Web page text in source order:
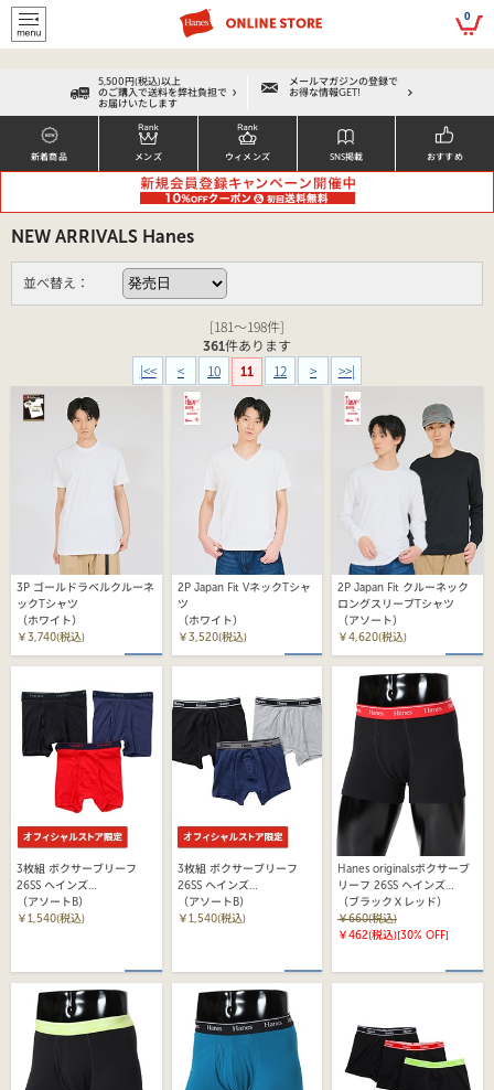
script> 0
5,500円(税込)以上
のご購入で送料を弊社負担で
お届けいたします
メールマガジンの登録で
お得な情報GET!
新着商品 メンズ ウィメンズ SNS掲載 おすすめ
NEW ARRIVALS Hanes
並べ替え：
[181～198件]
361件あります
|<< < 10 11 12 > >>|
3P ゴールドラベルクルーネ
ックTシャツ
（ホワイト）
￥3,740(税込)
2P Japan Fit VネックTシャ
ツ
（ホワイト）
￥3,520(税込)
2P Japan Fit クルーネック
ロングスリーブTシャツ
（アソート）
￥4,620(税込)
3枚組 ボクサーブリーフ
26SS ヘインズ
(HM6EA705S)
（アソートB）
￥1,540(税込)
3枚組 ボクサーブリーフ
26SS ヘインズ
(HM6EA706S)
（アソートB）
￥1,540(税込)
Hanes originalsボクサーブ
リーフ 26SS ヘインズ
(HM6EB201)
（ブラックＸレッド）
￥660(税込)
￥462(税込)[30% OFF]